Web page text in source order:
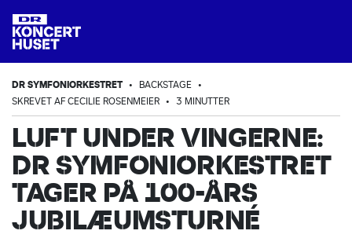
DR SYMFONIORKESTRET • BACKSTAGE •
SKREVET AF CECILIE ROSENMEIER • 3 MINUTTER
LUFT UNDER VINGERNE:
DR SYMFONIORKESTRET
TAGER PÅ 100-ÅRS
JUBILÆUMSTURNÉ